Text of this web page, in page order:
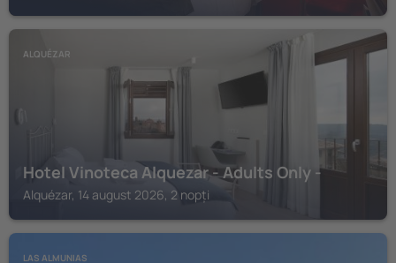
ALQUÉZAR
Hotel Vinoteca Alquezar - Adults Only -
Alquézar, 14 august 2026, 2 nopți
LAS ALMUNIAS